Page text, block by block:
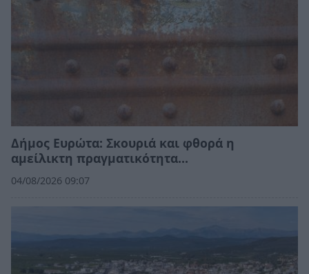
Δήμος Ευρώτα: Σκουριά και φθορά η
αμείλικτη πραγματικότητα…
04/08/2026 09:07